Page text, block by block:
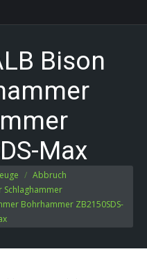
Bison
Max
Abbruch
Bohrhammer ZB2150SDS-